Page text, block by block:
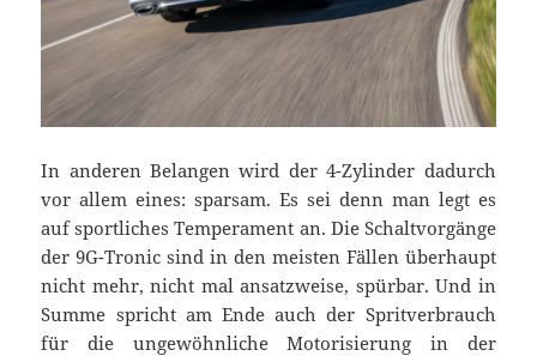
In anderen Belangen wird der 4-Zylinder dadurch
vor allem eines: sparsam. Es sei denn man legt es
auf sportliches Temperament an. Die Schaltvorgänge
der 9G-Tronic sind in den meisten Fällen überhaupt
nicht mehr, nicht mal ansatzweise, spürbar. Und in
Summe spricht am Ende auch der Spritverbrauch
für die ungewöhnliche Motorisierung in der